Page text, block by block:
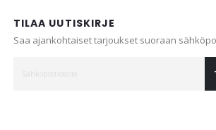
TILAA UUTISKIRJE
Saa ajankohtaiset tarjoukset suoraan